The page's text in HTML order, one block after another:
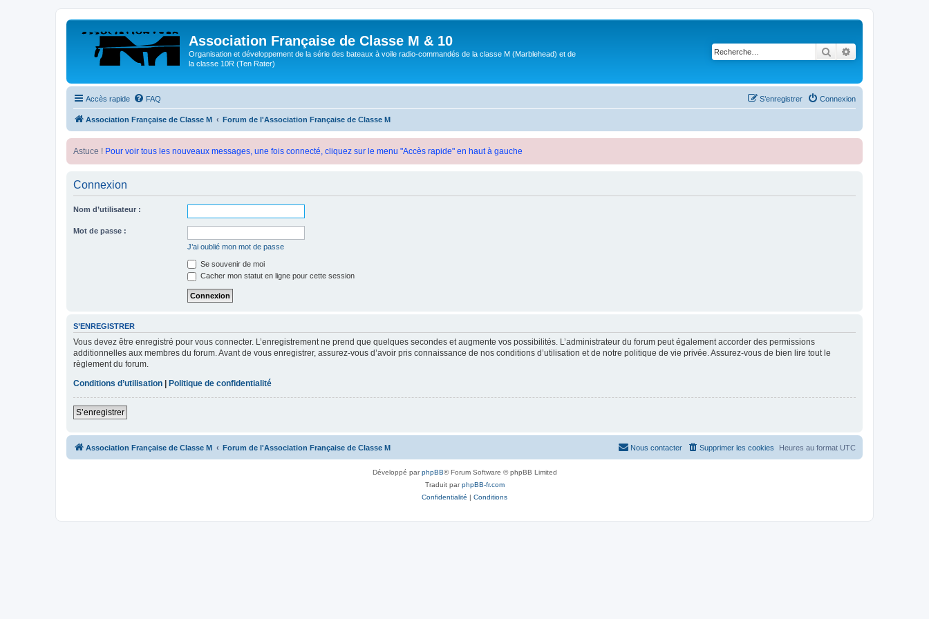
Association Française de Classe M & 10
Organisation et développement de la série des bateaux à voile radio-commandés de la classe M (Marblehead) et de
la classe 10R (Ten Rater)
Rechercher
Accès rapide FAQ Connexion
S’enregistrer
Association Française de Classe M Forum de l'Association Française de Classe M
Astuce ! Pour voir tous les nouveaux messages, une fois connecté, cliquez sur le menu "Accès rapide" en haut à gauche
Connexion
Nom d’utilisateur :
Mot de passe :
J’ai oublié mon mot de passe
Se souvenir de moi
Cacher mon statut en ligne pour cette session
S’ENREGISTRER
Vous devez être enregistré pour vous connecter. L’enregistrement ne prend que quelques secondes et augmente vos possibilités. L’administrateur du forum peut également accorder des permissions
additionnelles aux membres du forum. Avant de vous enregistrer, assurez-vous d’avoir pris connaissance de nos conditions d’utilisation et de notre politique de vie privée. Assurez-vous de bien lire tout le
règlement du forum.
Conditions d’utilisation
Politique de confidentialité
S’enregistrer
Association Française de Classe M Forum de l'Association Française de Classe M Heures au format UTC
Supprimer les cookies
Nous contacter
Développé parphpBB® Forum Software © phpBB Limited
Traduit parphpBB-fr.com
Confidentialité | Conditions